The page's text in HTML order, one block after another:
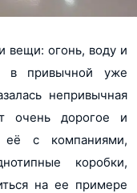
вещи: огонь, воду и
в привычной уже
непривычная
очень дорогое и
её с компаниями,
коробки,
на ее примере